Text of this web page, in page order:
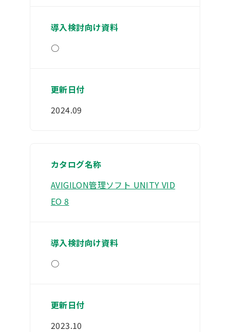
○
2024.09
AVIGILON管理ソフト UNITY VID
EO 8
○
2023.10